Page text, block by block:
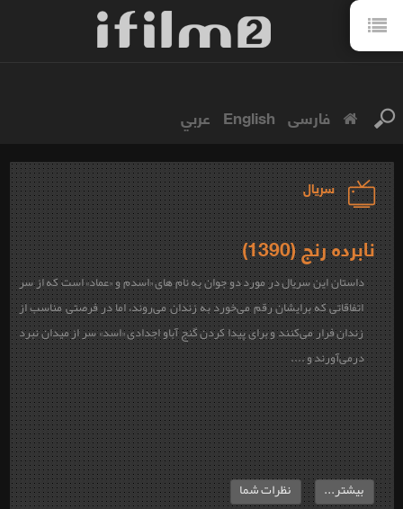
فارسی English عربي
سریال
نابرده رنج (1390)
داستان این سریال در مورد دو جوان به نام های «اسدم و «عماد» است که از سر
اتفاقاتی که برایشان رقم می‌خورد به زندان می‌روند، اما در فرصتی مناسب از
زندان فرار می‌کنند و برای پیدا کردن گنج آباو اجدادی «اسد» سر از میدان نبرد
درمی‌آورند و ....
بیشتر... نظرات شما